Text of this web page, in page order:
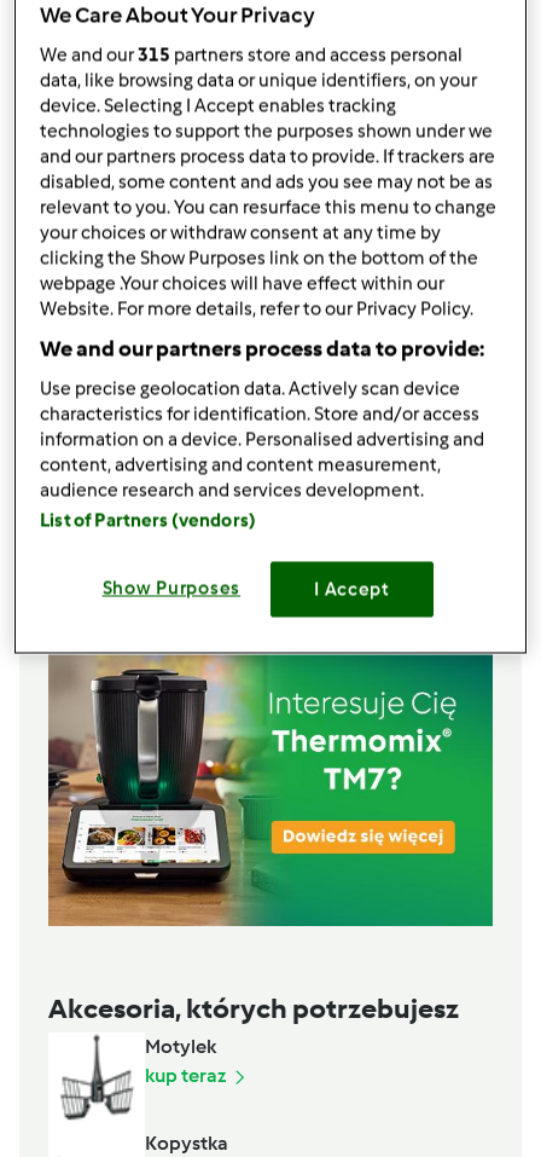
Składniki
Spód sernika
1opakowanie biszkoptów "Języczków"
Masa serowa
szczypta soli
rodzynki, skórka pomarańczowa
1szklanka cukru
g
sera twarogowego
8jajek
150gmasła
2czubatych łyżekmąki ziemniaczanej
1cukier wanilinowy,lub 3 łyżeczki cukry
waniliowego wykonanego w TM
Lista zakupów
Akcesoria, których potrzebujesz
Motylek
kup teraz
Kopystka
We Care About Your Privacy
We and our315 partners store and access personal
data, like browsing data or unique identifiers, on your
device. Selecting I Accept enables tracking
technologies to support the purposes shown under we
and our partners process data to provide. If trackers are
disabled, some content and ads you see may not be as
relevant to you. You can resurface this menu to change
your choices or withdraw consent at any time by
clicking the Show Purposes link on the bottom of the
webpage .Your choices will have effect within our
Website. For more details, refer to our Privacy Policy.
We and our partners process data to provide:
Use precise geolocation data. Actively scan device
characteristics for identification. Store and/or access
information on a device. Personalised advertising and
content, advertising and content measurement,
audience research and services development.
List of Partners (vendors)
Show Purposes I Accept